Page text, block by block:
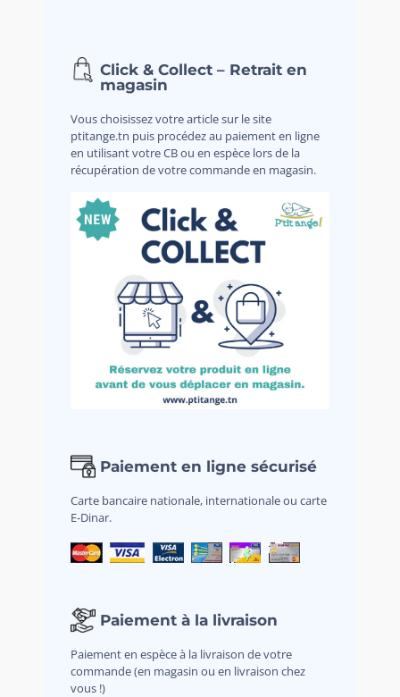
Click & Collect – Retrait en
magasin
Vous choisissez votre article sur le site
ptitange.tn puis procédez au paiement en ligne
en utilisant votre CB ou en espèce lors de la
récupération de votre commande en magasin.
Paiement en ligne sécurisé
Carte bancaire nationale, internationale ou carte
E-Dinar.
Paiement à la livraison
Paiement en espèce à la livraison de votre
commande (en magasin ou en livraison chez
vous !)